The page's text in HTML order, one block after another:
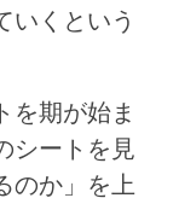
いくという
を期が始ま
シートを見
のか」を上